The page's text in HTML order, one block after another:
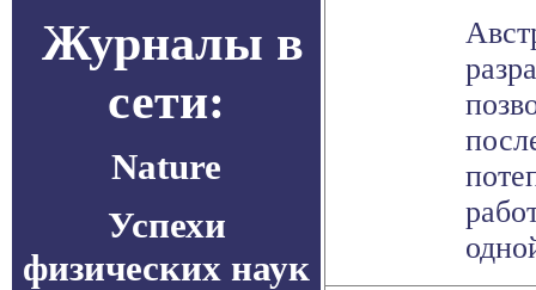
Журналы в
сети:
Nature
Успехи
физических наук